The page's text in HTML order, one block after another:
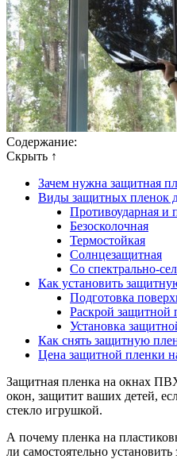
Содержание:
Скрыть ↑
Зачем нужна защитная
Виды защитных пленок
Противоударная и
Безосколочная
Термостойкая
Солнцезащитная
Со спектрально-
Как установить
Подготовка
Раскрой защитной
Установка
Как снять защитную
Цена защитной пленки
Защитная пленка на окнах
окон, защитит ваших детей,
стекло игрушкой.
А почему пленка на
ли самостоятельно